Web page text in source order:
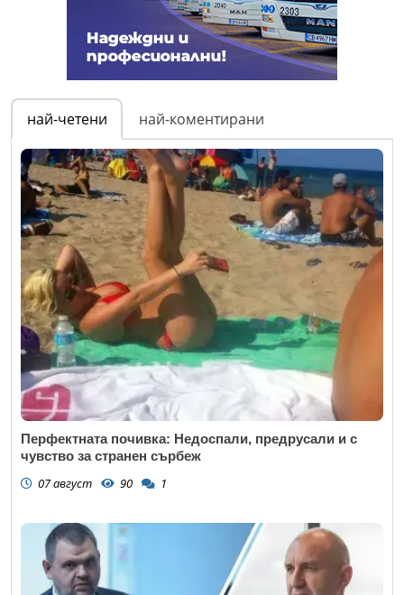
най-четени най-коментирани
Перфектната почивка: Недоспали, предрусали и с
чувство за странен сърбеж
07 август 90 1